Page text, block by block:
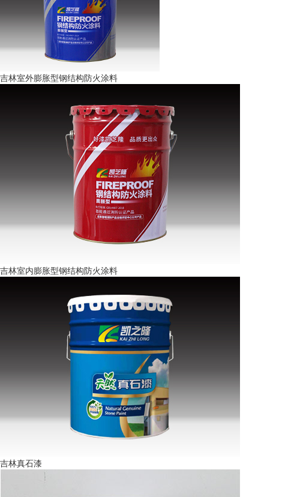
吉林室外膨胀型钢结构防火涂料
吉林室内膨胀型钢结构防火涂料
吉林真石漆